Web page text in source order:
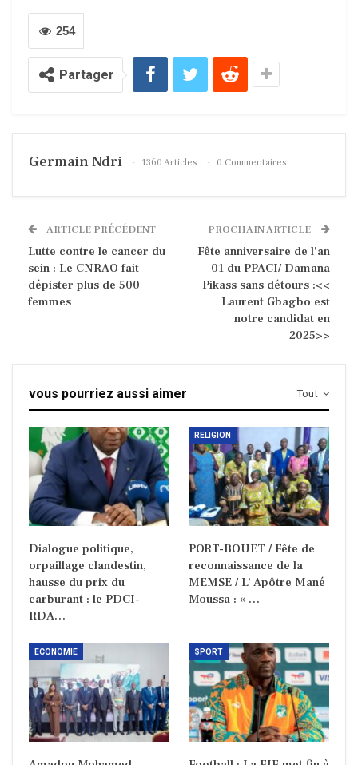
254
Partager
Germain Ndri 1360 Articles 0 Commentaires
ARTICLE PRÉCÉDENT
Lutte contre le cancer du
sein : Le CNRAO fait
dépister plus de 500
femmes
PROCHAIN ARTICLE
Fête anniversaire de l’an
01 du PPACI/ Damana
Pikass sans détours :<<
Laurent Gbagbo est
notre candidat en
2025>>
Tout
vous pourriez aussi aimer
Dialogue politique,
orpaillage clandestin,
hausse du prix du
carburant : le PDCI-
RDA…
RELIGION
PORT-BOUET / Fête de
reconnaissance de la
MEMSE / L’ Apôtre Mané
Moussa : « …
ECONOMIE SPORT